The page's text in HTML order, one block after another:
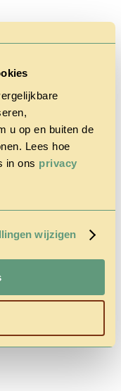
u op en buiten de
Lees hoe
in ons privacy
wijzigen